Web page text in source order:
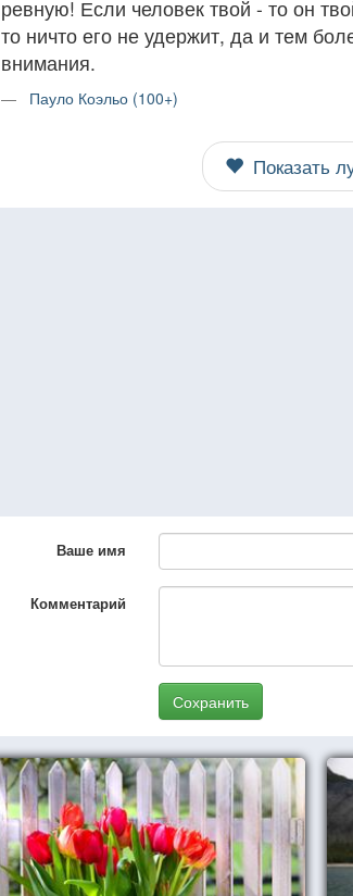
ревную! Если человек твой - то он
то ничто его не удержит, да и тем
внимания.
Пауло Коэльо (100+)
Показать
Ваше имя
Комментарий
Сохранить